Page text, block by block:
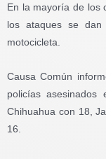
En la mayoría de los
los ataques se
motocicleta.
Causa Común
policías asesinados
Chihuahua con 18,
16.